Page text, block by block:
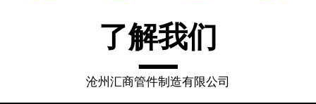
了解我们
沧州汇商管件制造有限公司